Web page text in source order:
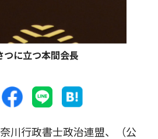
つに立つ本間会長
川行政書士政治連盟、（公